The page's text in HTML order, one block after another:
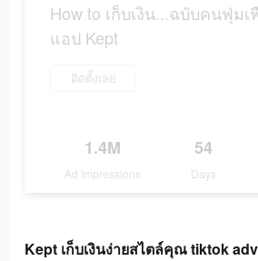
How to เก็บเงิน...ฉบับคนฟุ่ม
แอป Kept
ติดตั้งเลย
1.4M
Ad Impressions
54
Days
Kept เก็บเงินง่ายสไตล์คุณ tiktok